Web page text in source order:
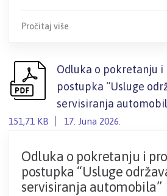
Pročitaj više
Odluka o pokretanju i
postupka “Usluge
servisiranja
151,71 KB 17. Juna 2026.
Odluka o pokretanju i
postupka “Usluge
servisiranja automobila”